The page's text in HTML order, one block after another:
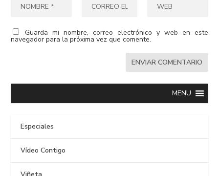
Guarda mi nombre, correo electrónico y web en este
navegador para la próxima vez que comente.
MENU
Especiales
Vídeo Contigo